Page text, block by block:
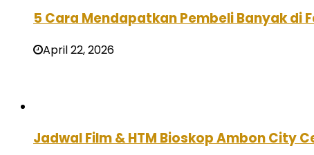
5 Cara Mendapatkan Pembeli Banyak di
April 22, 2026
Jadwal Film & HTM Bioskop Ambon City